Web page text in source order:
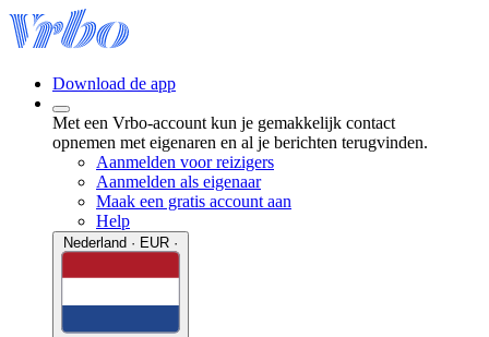
Download de app
Met een Vrbo-account kun je gemakkelijk contact
opnemen met eigenaren en al je berichten terugvinden.
Aanmelden voor reizigers
Aanmelden als eigenaar
Maak een gratis account aan
Help